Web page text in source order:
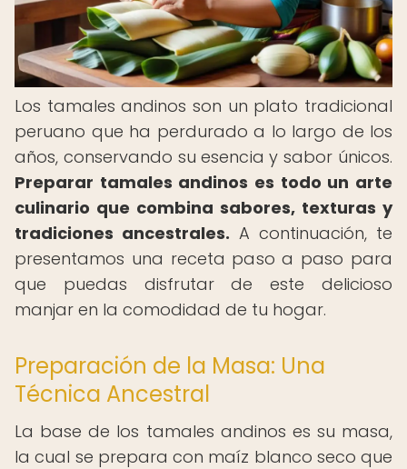
Los tamales andinos son un plato tradicional
peruano que ha perdurado a lo largo de los
años, conservando su esencia y sabor únicos.
Preparar tamales andinos es todo un arte
culinario que combina sabores, texturas y
tradiciones ancestrales. A continuación, te
presentamos una receta paso a paso para
que puedas disfrutar de este delicioso
manjar en la comodidad de tu hogar.
Preparación de la Masa: Una
Técnica Ancestral
La base de los tamales andinos es su masa,
la cual se prepara con maíz blanco seco que